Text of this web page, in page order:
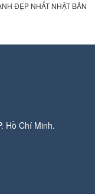
ĐẸP NHẤT NHẬT BẢN
Hồ Chí Minh.